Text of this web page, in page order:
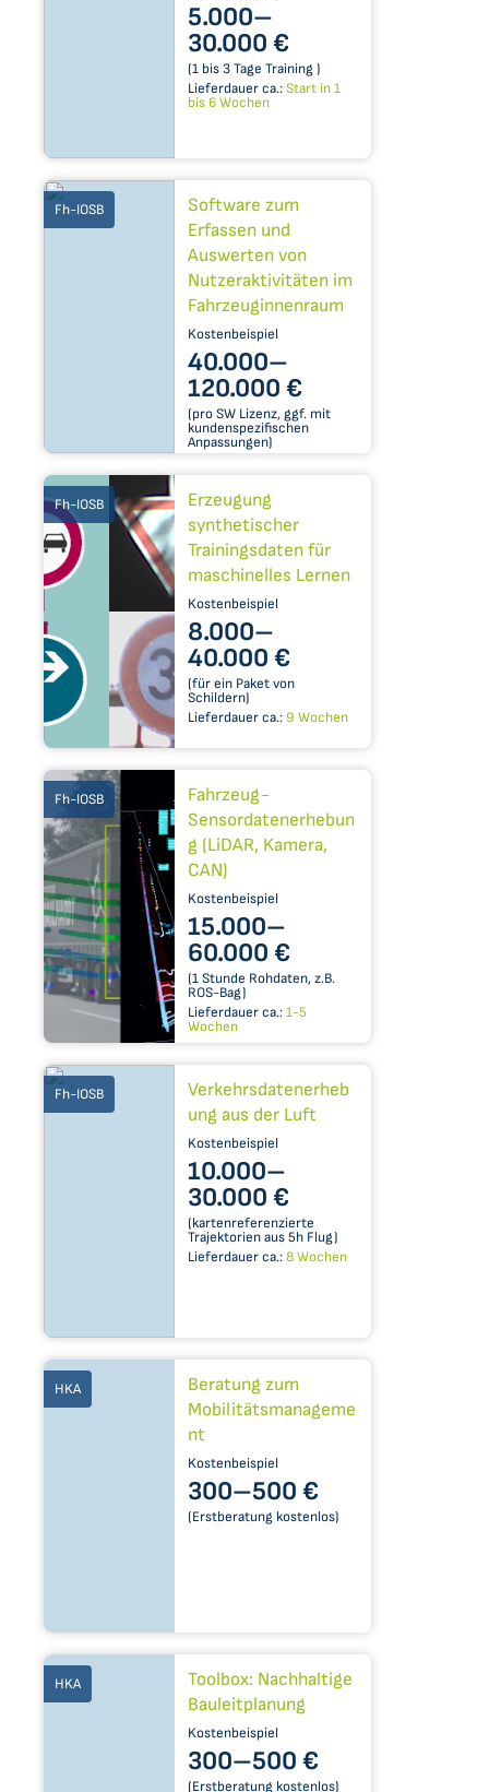
5.000–​
30.000 €
(1 bis 3 Tage Training )
Lieferdauer ca.:Start in 1
bis 6 Wochen
Fh-IOSB
Software zum
Erfassen und
Auswerten von
Nutzeraktivitäten im
Fahrzeuginnenraum
Kostenbeispiel
40.000–​
120.000 €
(pro SW Lizenz, ggf. mit
kundenspezifischen
Anpassungen)
Fh-IOSB
Erzeugung
synthetischer
Trainingsdaten für
maschinelles Lernen
Kostenbeispiel
8.000–​
40.000 €
(für ein Paket von
Schildern)
Lieferdauer ca.: 9 Wochen
Fh-IOSB
Fahrzeug-
Sensordatenerhebun
g (LiDAR, Kamera,
CAN)
Kostenbeispiel
15.000–​
60.000 €
(1 Stunde Rohdaten, z.B.
ROS-Bag)
Lieferdauer ca.:1-5
Wochen
Fh-IOSB
Verkehrsdatenerheb
ung aus der Luft
Kostenbeispiel
10.000–​
30.000 €
(kartenreferenzierte
Trajektorien aus 5h Flug)
Lieferdauer ca.:8 Wochen
HKA
Beratung zum
Mobilitätsmanageme
nt
Kostenbeispiel
300–​500 €
(Erstberatung kostenlos)
HKA
Toolbox: Nachhaltige
Bauleitplanung
Kostenbeispiel
300–​500 €
(Erstberatung kostenlos)